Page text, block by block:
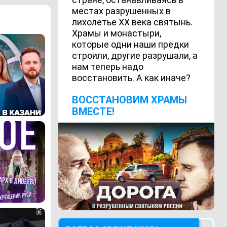
местах разрушенных в
лихолетье ХХ века святынь.
Храмы и монастыри,
которые одни наши предки
строили, другие разрушали, а
нам теперь надо
восстановить. А как иначе?
ВОCСТАНОВИМ ХРАМЫ
ВМЕСТЕ!